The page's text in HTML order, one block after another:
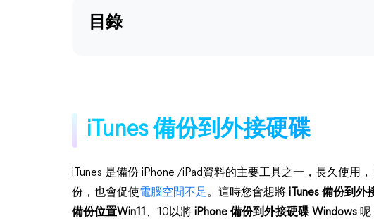
目錄
iTunes 備份到外接硬碟
iTunes 是備份 iPhone /iPad資料的主要工具之一，長久使用
份，也會促使電腦空間不足。這時您會想將 iTunes 備份到外
備份位置Win11 、10以將 iPhone 備份到外接硬碟 Windows 呢